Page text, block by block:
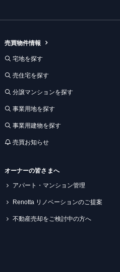
売買物件情報
宅地を探す
売住宅を探す
分譲マンションを探す
事業用地を探す
事業用建物を探す
売買お知らせ
オーナーの皆さまへ
アパート・マンション管理
Renotta リノベーションのご提案
不動産売却をご検討中の方へ